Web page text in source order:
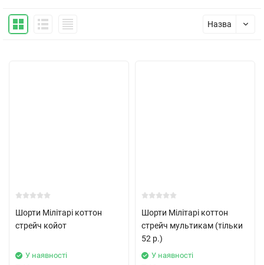
Назва
Шорти Мілітарі коттон
стрейч койот
У наявності
Шорти Мілітарі коттон
стрейч мультикам (тільки
52 р.)
У наявності